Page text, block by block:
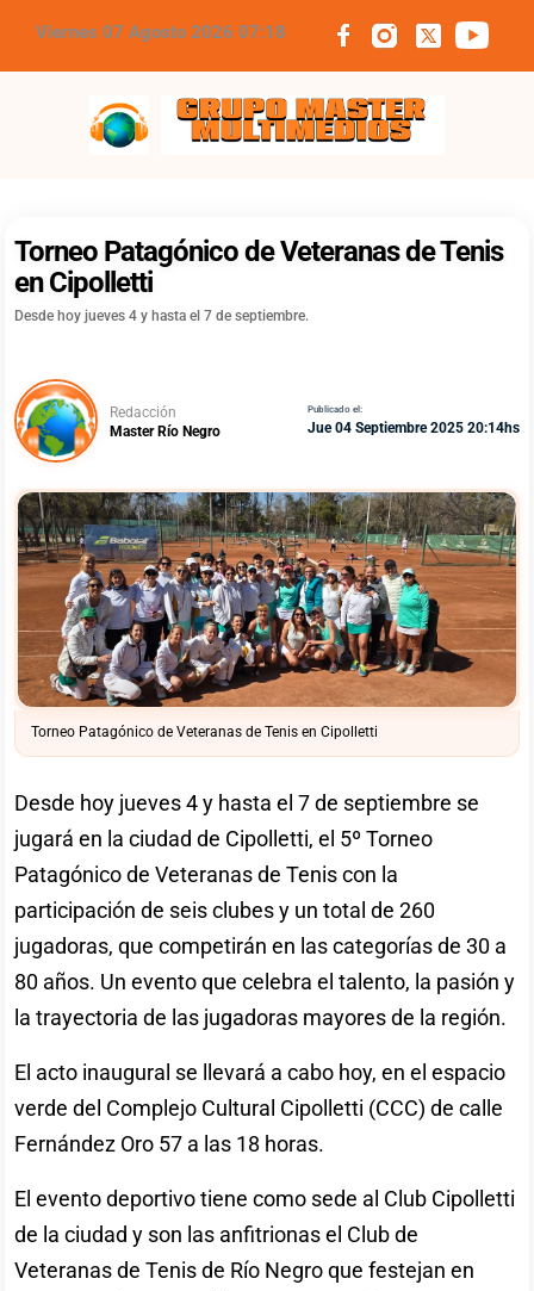
Viernes 07 Agosto 2026 07:18
Grupo Master Multimedios
Torneo Patagónico de Veteranas de Tenis
en Cipolletti
Desde hoy jueves 4 y hasta el 7 de septiembre.
Redacción
Master Río Negro
Publicado el:
Jue 04 Septiembre 2025 20:14hs
Torneo Patagónico de Veteranas de Tenis en Cipolletti
Desde hoy jueves 4 y hasta el 7 de septiembre se
jugará en la ciudad de Cipolletti, el 5º Torneo
Patagónico de Veteranas de Tenis con la
participación de seis clubes y un total de 260
jugadoras, que competirán en las categorías de 30 a
80 años. Un evento que celebra el talento, la pasión y
la trayectoria de las jugadoras mayores de la región.
El acto inaugural se llevará a cabo hoy, en el espacio
verde del Complejo Cultural Cipolletti (CCC) de calle
Fernández Oro 57 a las 18 horas.
El evento deportivo tiene como sede al Club Cipolletti
de la ciudad y son las anfitrionas el Club de
Veteranas de Tenis de Río Negro que festejan en